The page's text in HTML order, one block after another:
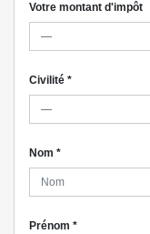
Votre montant d'impôt
Civilité *
Nom *
Prénom *